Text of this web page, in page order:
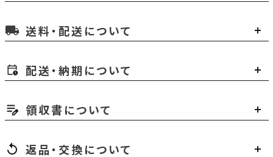
local_shipping 送料・配送について
配送・納期について
領収書について
返品・交換について